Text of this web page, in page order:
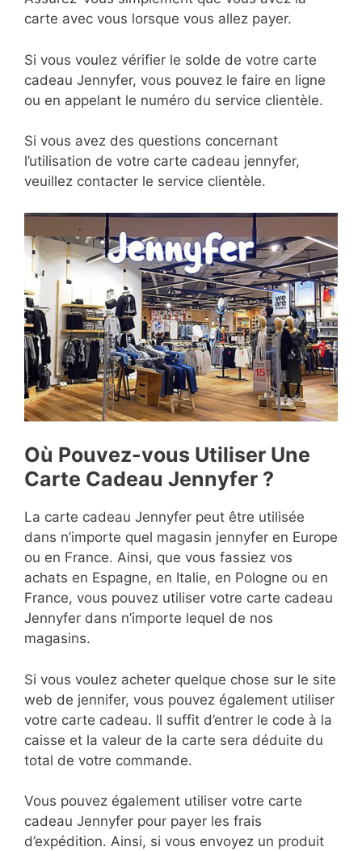
carte avec vous lorsque vous allez payer.
Si vous voulez vérifier le solde de votre carte
cadeau Jennyfer, vous pouvez le faire en ligne
ou en appelant le numéro du service clientèle.
Si vous avez des questions concernant
l’utilisation de votre carte cadeau jennyfer,
veuillez contacter le service clientèle.
Où Pouvez-vous Utiliser Une
Carte Cadeau Jennyfer ?
La carte cadeau Jennyfer peut être utilisée
dans n’importe quel magasin jennyfer en Europe
ou en France. Ainsi, que vous fassiez vos
achats en Espagne, en Italie, en Pologne ou en
France, vous pouvez utiliser votre carte cadeau
Jennyfer dans n’importe lequel de nos
magasins.
Si vous voulez acheter quelque chose sur le site
web de jennifer, vous pouvez également utiliser
votre carte cadeau. Il suffit d’entrer le code à la
caisse et la valeur de la carte sera déduite du
total de votre commande.
Vous pouvez également utiliser votre carte
cadeau Jennyfer pour payer les frais
d’expédition. Ainsi, si vous envoyez un produit